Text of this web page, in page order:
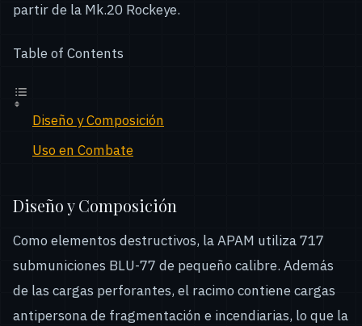
partir de la Mk.20 Rockeye.
Table of Contents
Diseño y Composición
Uso en Combate
Diseño y Composición
Como elementos destructivos, la APAM utiliza 717
submuniciones BLU-77 de pequeño calibre. Además
de las cargas perforantes, el racimo contiene cargas
antipersona de fragmentación e incendiarias, lo que la